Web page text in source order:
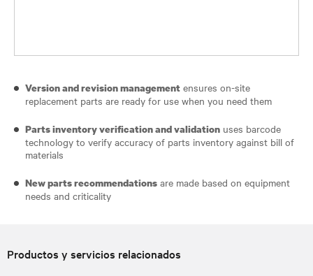
Version and revision management ensures on-site
replacement parts are ready for use when you need them
Parts inventory verification and validation uses barcode
technology to verify accuracy of parts inventory against bill of
materials
New parts recommendations are made based on equipment
needs and criticality
Productos y servicios relacionados